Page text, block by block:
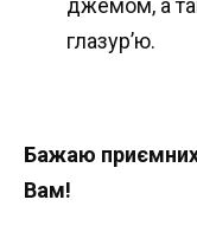
джемом, а
глазур’ю.
Бажаю
Вам!